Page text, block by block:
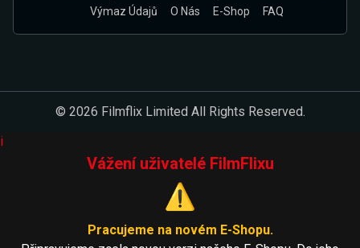
Výmaz Údajů
O Nás E-Shop FAQ
© 2026 Filmflix Limited All Rights Reserved.
i
Vážení uživatelé FilmFlixu
⚠️
Pracujeme na novém E-Shopu.